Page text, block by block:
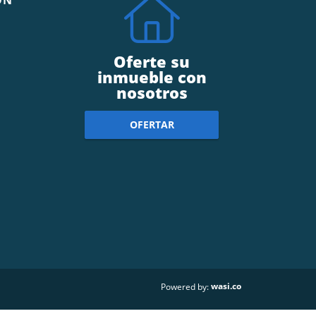
Oferte su
inmueble con
nosotros
OFERTAR
Powered by:wasi.co